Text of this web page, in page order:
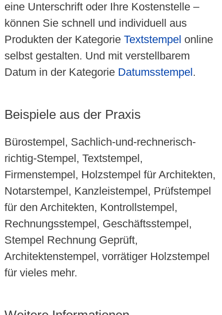
eine Unterschrift oder Ihre Kostenstelle –
können Sie schnell und individuell aus
Produkten der Kategorie Textstempel online
selbst gestalten. Und mit verstellbarem
Datum in der Kategorie Datumsstempel.
Beispiele aus der Praxis
Bürostempel, Sachlich-und-rechnerisch-
richtig-Stempel, Textstempel,
Firmenstempel, Holzstempel für Architekten,
Notarstempel, Kanzleistempel, Prüfstempel
für den Architekten, Kontrollstempel,
Rechnungsstempel, Geschäftsstempel,
Stempel Rechnung Geprüft,
Architektenstempel, vorrätiger Holzstempel
für vieles mehr.